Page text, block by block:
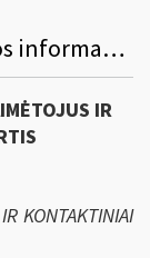
Valstybinės mokesčių inspekcijos informacinių išteklių virtualios platforms plėtros viešasis pirkimas
IR
KONTAKTINIAI